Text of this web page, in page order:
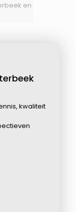
en
kwaliteit